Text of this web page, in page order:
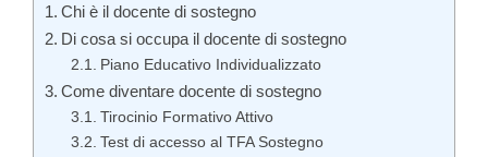
Chi è il docente di sostegno
Di cosa si occupa il docente di sostegno
Piano Educativo Individualizzato
Come diventare docente di sostegno
Tirocinio Formativo Attivo
Test di accesso al TFA Sostegno